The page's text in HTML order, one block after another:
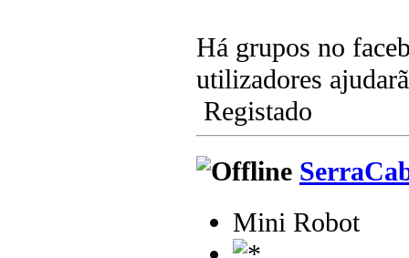
Há grupos no
utilizadores
Registado
Mini Robot